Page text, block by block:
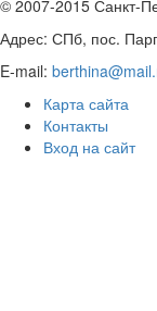
© 2007-2015 Санкт-
Адрес: СПб, пос.
E-mail:
Карта сайта
Контакты
Вход на сайт